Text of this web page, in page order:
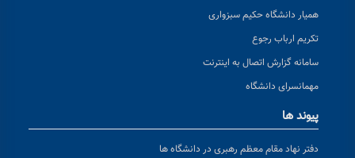
همیار دانشگاه حکیم سبزواری
تکریم ارباب رجوع
سامانه گزارش اتصال به اینترنت
مهمانسرای دانشگاه
پیوند ها
دفتر نهاد مقام معظم رهبری در دانشگاه ها